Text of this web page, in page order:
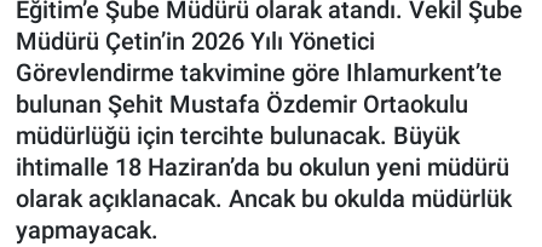
Eğitim’e Şube Müdürü olarak atandı. Vekil Şube
Müdürü Çetin’in 2026 Yılı Yönetici
Görevlendirme takvimine göre Ihlamurkent’te
bulunan Şehit Mustafa Özdemir Ortaokulu
müdürlüğü için tercihte bulunacak. Büyük
ihtimalle 18 Haziran’da bu okulun yeni müdürü
olarak açıklanacak. Ancak bu okulda müdürlük
yapmayacak.